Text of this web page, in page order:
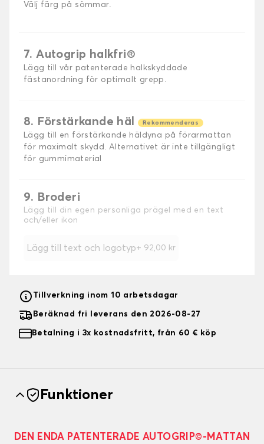
Välj färg på sömmar.
7. Autogrip halkfri®
Lägg till vår patenterade halkskyddade
fästanordning för optimalt grepp.
8. Förstärkande häl Rekommenderas
Lägg till en förstärkande häldyna på förarmattan
för maximalt skydd. Alternativet är inte tillgängligt
för gummimaterial
9. Broderi
Lägg till din egen personliga prägel med en text
och/eller ikon
Lägg till text och logotyp+ 92,00 kr
Tillverkning inom 10 arbetsdagar
Beräknad fri leverans den 2026-08-27
Betalning i 3x kostnadsfritt, från 60 € köp
Funktioner
DEN ENDA PATENTERADE AUTOGRIP©-MATTAN